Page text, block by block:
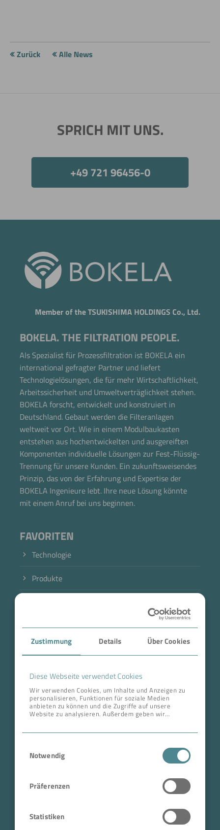
Zustimmung Details Über Cookies
Diese Webseite verwendet Cookies
Wir verwenden Cookies, um Inhalte und Anzeigen zu
personalisieren, Funktionen für soziale Medien
anbieten zu können und die Zugriffe auf unsere
Website zu analysieren. Außerdem geben wir
zusammen, die Sie ihnen bereitgestellt haben oder
die sie im Rahmen Ihrer Nutzung der Dienste
Notwendig
Präferenzen
Statistiken
Zurück Alle News
SPRICH MIT UNS.
+49 721 96456-0
Member of the TSUKISHIMA HOLDINGS Co., Ltd.
BOKELA. THE FILTRATION PEOPLE.
Als Spezialist für Prozessfiltration ist BOKELA ein
international gefragter Partner und liefert
Technologielösungen, die für mehr Wirtschaftlichkeit,
Arbeitssicherheit und Umweltverträglichkeit stehen.
BOKELA forscht, entwickelt und konstruiert in
Deutschland. Gebaut werden die Filteranlagen
weltweit vor Ort. Wie in einem Modulbaukasten
entstehen aus hochentwickelten und ausgereiften
Komponenten individuelle Lösungen zur Fest-Flüssig-
Trennung für unsere Kunden. Ein zukunftsweisendes
Prinzip, das von der Erfahrung und Expertise der
BOKELA Ingenieure lebt. Ihre neue Lösung könnte
mit einem Anruf bei uns beginnen.
FAVORITEN
Technologie
Produkte
Case Studies
Über BOKELA
Karriere
ANSCHRIFT ZENTRALE
Tullastr. 64 | 76131 Karlsruhe
Telefon +49 721 96456-0
Geschäftsführer:
Jetzt direkt die gemerkte Auswahl anfragen.